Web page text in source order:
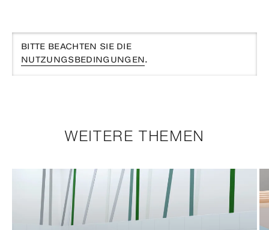
BITTE BEACHTEN SIE DIE
NUTZUNGSBEDINGUNGEN.
WEITERE THEMEN